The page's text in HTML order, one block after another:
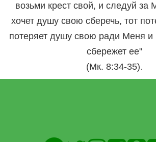
возьми крест свой, и следуй за
хочет душу свою сберечь, тот
потеряет душу свою ради Меня и
сбережет ее"
(Мк. 8:34-35).